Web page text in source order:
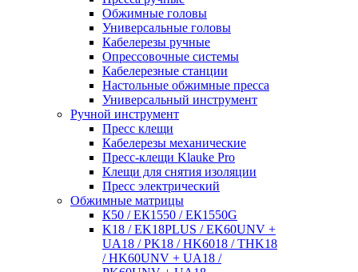
Обжимные головы
Универсальные головы
Кабелерезы ручные
Опрессовочные системы
Кабелерезные станции
Настольные обжимные пресса
Универсальный инструмент
Ручной инструмент
Пресс клещи
Кабелерезы механические
Пресс-клещи Klauke Pro
Клещи для снятия изоляции
Пресс электрический
Обжимные матрицы
К50 / ЕК1550 / ЕК1550G
K18 / EK18PLUS / EK60UNV +
UA18 / PK18 / HK6018 / THK18
/ HK60UNV + UA18 /